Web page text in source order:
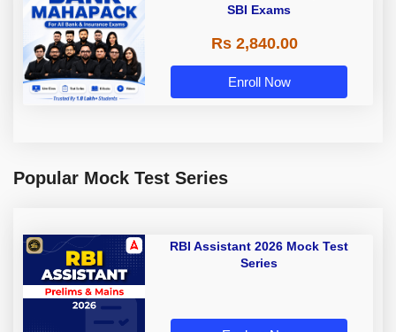
SBI Exams
Rs 2,840.00
Enroll Now
Popular Mock Test Series
RBI Assistant 2026 Mock Test
Series